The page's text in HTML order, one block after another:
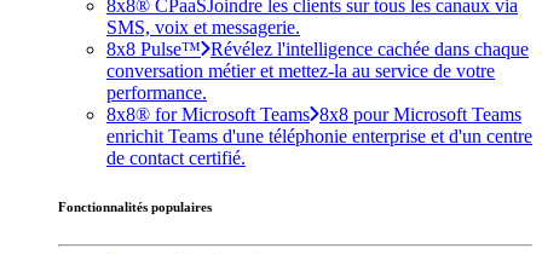
8x8® CPaaSJoindre les clients sur tous les canaux via
SMS, voix et messagerie.
8x8 Pulse™ Révélez l'intelligence cachée dans chaque
conversation métier et mettez-la au service de votre
performance.
8x8® for Microsoft Teams 8x8 pour Microsoft Teams
enrichit Teams d'une téléphonie enterprise et d'un centre
de contact certifié.
Fonctionnalités populaires